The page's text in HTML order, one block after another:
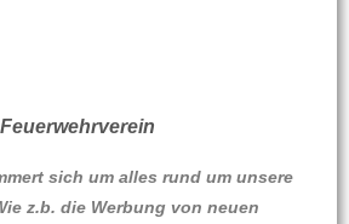
Feuerwehrverein
sich um alles rund um unsere
z.b. die Werbung von neuen